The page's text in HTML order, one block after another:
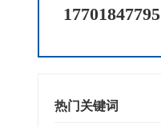
17701847795
热门关键词